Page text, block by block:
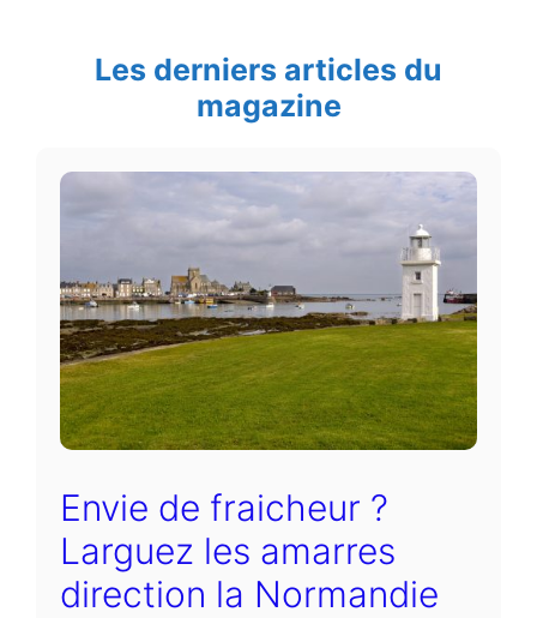
Les derniers articles du
magazine
Envie de fraicheur ?
Larguez les amarres
direction la Normandie